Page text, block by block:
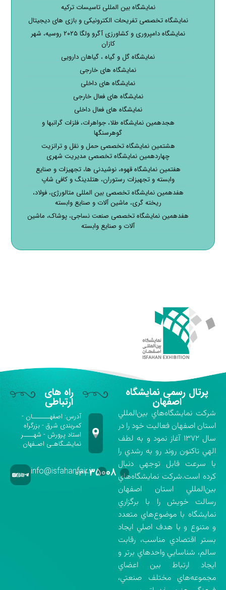
نمایشگاه بین المللی تاسیسات ترکیه
نمایشگاه تخصصی تفریحات الکترونیکی و بازی های دیجیتال
نمایشگاه دامپروری و کشاورزی آگرو ولگا ۲۰۲۵ روسیه، شهر
کازان
نمایشگاه گل و گیاه ، گیاهان دارویی
نمایشگاه های خارجی
نمایشگاه های داخلی
نمایشگاه های فعال خارجی
نمایشگاه های فعال داخلی
هجدهمین نمایشگاه طلا، جواهرات، فلزات گرانبها و
گوهرسنگها
هشتمین نمایشگاه تخصصی حمل و نقل و ترانزیت
چهاردهمین نمایشگاه تخصصی مدیریت شهری
هفتمین نمایشگاه قهوه، نوشیدنی ها، تجهیزات و صنایع
وابسته و تجهیزات رستوران، هتلدینگ و کافی شاپ
هفدهمین نمایشگاه تخصصی بین المللی متالورژی، فولاد،
ریخته گری، ماشین آلات و صنایع وابسته
هفدهمین نمایشگاه تخصصی صنعت نساجی، پوشاک، ماشین
آلات و صنایع وابسته
پرتال رسمی نمایشگاه
اصفهان
شركت نمايشگاه‌هاي بين‌المللي
استان اصفهان فعاليت خود را در
سال ۱۳۷۲ آغاز نمود و به لطف
الهي تاكنون روند رو به رشدي را
با سرعت قابل توجهي دنبال
كرده است.شركت نمايشگاه‌هاي
بين‌المللي استان اصفهان
رسالت خويش را با برگزاري
نمايشگاه با موضوع‌هاي متعدد
و متنوع و با هدف اصلي ايجاد
بستر اقتصادي مناسب، رقابت
سالم، شناسايي واحدهاي برتر و
ايجاد ارتباط بين اعضاي
مجموعه‌هاي مختلف صنعتي،
راه های
ارتباطی
آدرس: اصفهـــــــان -
کمربندی شرق - بزرگراه
استاد پرورش - شهــــر
نمایشـگاهـی اصـفهان
۰۳۱-۳۵۰۰۸info@isfahanfair.ir